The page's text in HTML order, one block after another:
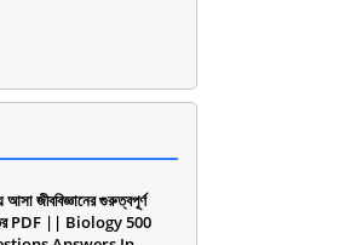
আসা জীববিজ্ঞানের গুরুত্বপূর্ণ
PDF || Biology 500